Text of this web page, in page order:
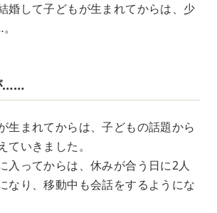
婚して子どもが生まれてからは、少
……
生まれてからは、子どもの話題から
ていきました。
入ってからは、休みが合う日に2人
なり、移動中も会話をするようにな